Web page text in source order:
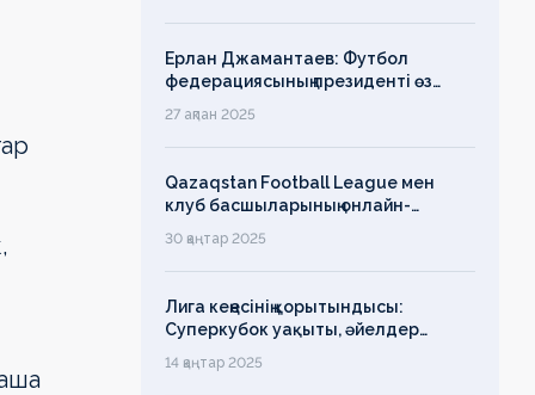
Ерлан Джамантаев: Футбол
федерациясының президенті өз
алайда оның сөзі түкке тұрмайды!
27 ақпан 2025
Qazaqstan Football League мен
клуб басшыларының онлайн-
бойынша баспасөз-релизі
30 қаңтар 2025
Лига кеңесінің қорытындысы:
Суперкубок уақыты, әйелдер
лимит
14 қаңтар 2025